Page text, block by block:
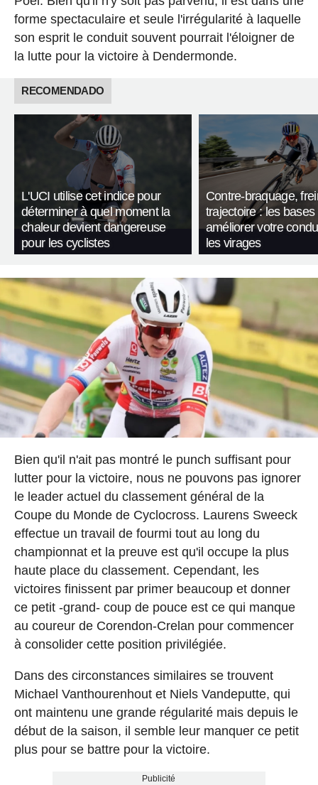
forme spectaculaire et seule l'irrégularité à laquelle
son esprit le conduit souvent pourrait l'éloigner de
la lutte pour la victoire à Dendermonde.
RECOMENDADO
L'UCI utilise cet indice pour
déterminer à quel moment la
chaleur devient dangereuse
pour les cyclistes
Contre-braquage,
trajectoire : les bases
améliorer votre
les virages
Bien qu'il n'ait pas montré le punch suffisant pour
lutter pour la victoire, nous ne pouvons pas ignorer
le leader actuel du classement général de la
Coupe du Monde de Cyclocross. Laurens Sweeck
effectue un travail de fourmi tout au long du
championnat et la preuve est qu'il occupe la plus
haute place du classement. Cependant, les
victoires finissent par primer beaucoup et donner
ce petit -grand- coup de pouce est ce qui manque
au coureur de Corendon-Crelan pour commencer
à consolider cette position privilégiée.
Dans des circonstances similaires se trouvent
Michael Vanthourenhout et Niels Vandeputte, qui
ont maintenu une grande régularité mais depuis le
début de la saison, il semble leur manquer ce petit
plus pour se battre pour la victoire.
Publicité